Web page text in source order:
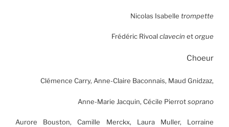
Nicolas Isabelle trompette
Frédéric Rivoal clavecin etorgue
Choeur
Clémence Carry, Anne-Claire Baconnais, Maud Gnidzaz,
Anne-Marie Jacquin, Cécile Pierrotsoprano
Aurore Bouston, Camille Merckx, Laura Muller, Lorraine